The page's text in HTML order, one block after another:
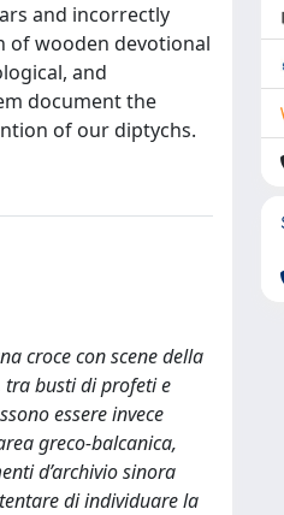
and incorrectly
of wooden devotional
and
document the
of our diptychs.
croce con scene della
tra busti di profeti e
essere invece
greco-balcanica,
d’archivio sinora
di individuare la